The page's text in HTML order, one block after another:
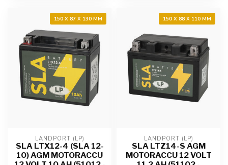
150 X 87 X 130 MM
LANDPORT (LP)
SLA LTX12-4 (SLA 12-
10) AGM MOTORACCU
150 X 88 X 110 MM
LANDPORT (LP)
SLA LTZ14-S AGM
MOTORACCU 12 VOLT